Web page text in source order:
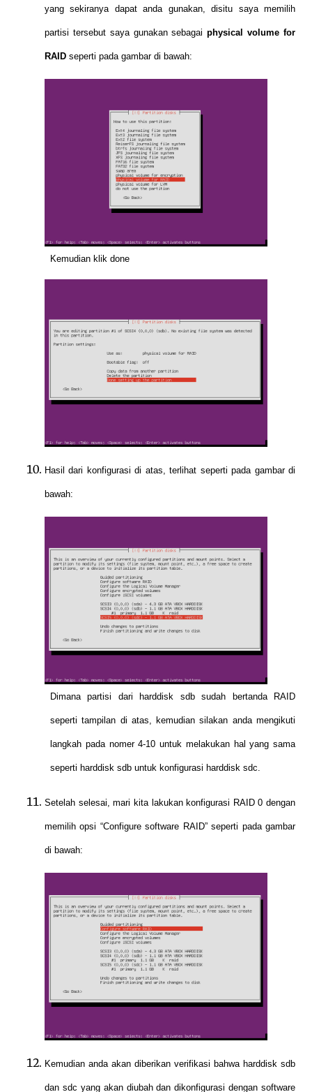
yang sekiranya dapat anda gunakan, disitu saya memilih
partisi tersebut saya gunakan sebagaiphysical volume for
RAID seperti pada gambar di bawah:
Kemudian klik done
Hasil dari konfigurasi di atas, terlihat seperti pada gambar di
bawah:
Dimana partisi dari harddisk sdb sudah bertanda RAID
seperti tampilan di atas, kemudian silakan anda mengikuti
langkah pada nomer 4-10 untuk melakukan hal yang sama
seperti harddisk sdb untuk konfigurasi harddisk sdc.
Setelah selesai, mari kita lakukan konfigurasi RAID 0 dengan
memilih opsi “Configure software RAID” seperti pada gambar
di bawah:
Kemudian anda akan diberikan verifikasi bahwa harddisk sdb
dan sdc yang akan diubah dan dikonfigurasi dengan software